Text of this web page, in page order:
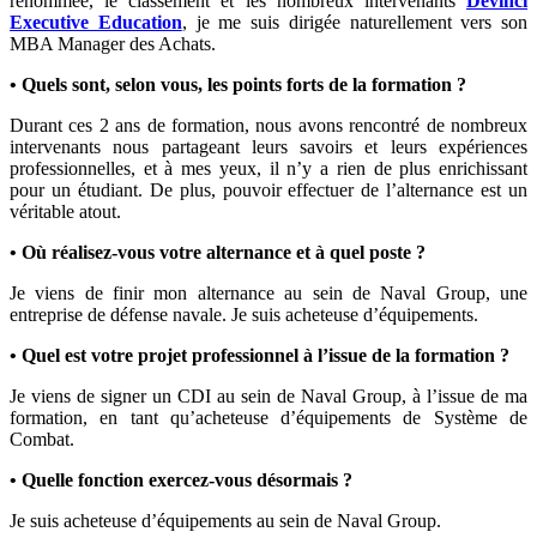
Executive Education, je me suis dirigée naturellement vers son
MBA Manager des Achats.
• Quels sont, selon vous, les points forts de la formation ?
Durant ces 2 ans de formation, nous avons rencontré de nombreux
intervenants nous partageant leurs savoirs et leurs expériences
professionnelles, et à mes yeux, il n’y a rien de plus enrichissant
pour un étudiant. De plus, pouvoir effectuer de l’alternance est un
véritable atout.
• Où réalisez-vous votre alternance et à quel poste ?
Je viens de finir mon alternance au sein de Naval Group, une
entreprise de défense navale. Je suis acheteuse d’équipements.
• Quel est votre projet professionnel à l’issue de la formation ?
Je viens de signer un CDI au sein de Naval Group, à l’issue de ma
formation, en tant qu’acheteuse d’équipements de Système de
Combat.
• Quelle fonction exercez-vous désormais ?
Je suis acheteuse d’équipements au sein de Naval Group.